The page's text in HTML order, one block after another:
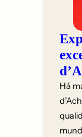
Há